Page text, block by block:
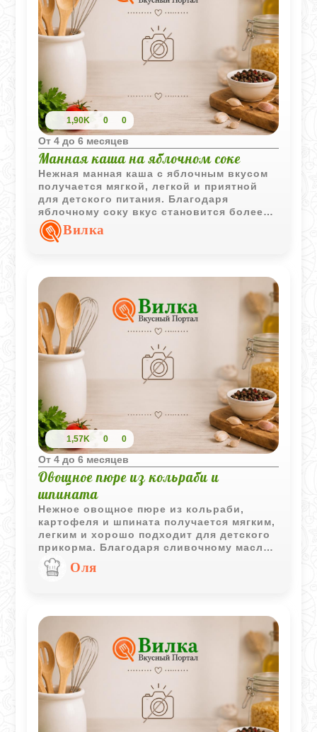
1,90K 0 0
Oт 4 до 6 месяцев
Манная каша на яблочном соке
Нежная манная каша с яблочным вкусом
получается мягкой, легкой и приятной
для детского питания. Благодаря
яблочному соку вкус становится более
натуральным и слегка фруктовым, что
особенно нравится малышам.
Вилка
1,57K 0 0
Oт 4 до 6 месяцев
Овощное пюре из кольраби и
шпината
Нежное овощное пюре из кольраби,
картофеля и шпината получается мягким,
легким и хорошо подходит для детского
прикорма. Благодаря сливочному маслу
и желтку вкус блюда становится более
деликатным и приятным для малыша.
Оля